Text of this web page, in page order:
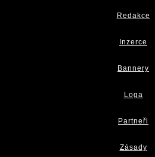
Redakce
Inzerce
Bannery
Loga
Partneři
Zásady